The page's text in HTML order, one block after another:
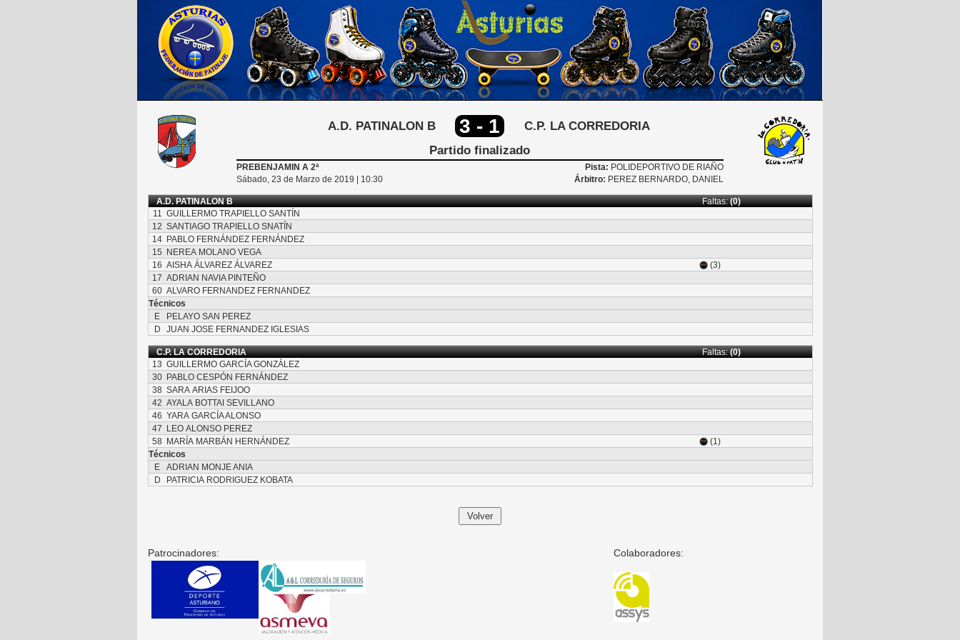
A.D. PATINALON B 3 - 1
C.P. LA CORREDORIA
Partido finalizado
PREBENJAMIN A 2ª
Sábado, 23 de Marzo de 2019 | 10:30
Pista: POLIDEPORTIVO DE RIAÑO
Árbitro: PEREZ BERNARDO, DANIEL
A.D. PATINALON B Faltas:(0)
11
GUILLERMO TRAPIELLO SANTÍN
12 SANTIAGO TRAPIELLO SNATÍN
14 PABLO FERNÁNDEZ FERNÁNDEZ
15
NEREA MOLANO VEGA
16 AISHA ÁLVAREZ ÁLVAREZ
(3)
17 ADRIAN NAVIA PINTEÑO
60 ALVARO FERNANDEZ FERNANDEZ
Técnicos
E
PELAYO SAN PEREZ
D
JUAN JOSE FERNANDEZ IGLESIAS
C.P. LA CORREDORIA Faltas:(0)
13 GUILLERMO GARCÍA GONZÁLEZ
30 PABLO CESPÓN FERNÁNDEZ
38 SARA ARIAS FEIJOO
42 AYALA BOTTAI SEVILLANO
46 YARA GARCÍA ALONSO
47
LEO ALONSO PEREZ
58
MARÍA MARBÁN HERNÁNDEZ
(1)
Técnicos
E
ADRIAN MONJE ANIA
D
PATRICIA RODRIGUEZ KOBATA
Patrocinadores: Colaboradores: